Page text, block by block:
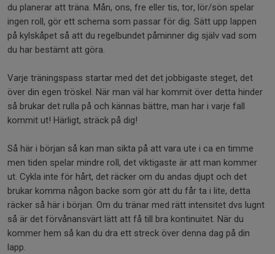
du planerar att träna. Mån, ons, fre eller tis, tor, lör/sön spelar
ingen roll, gör ett schema som passar för dig. Sätt upp lappen
på kylskåpet så att du regelbundet påminner dig själv vad som
du har bestämt att göra.
Varje träningspass startar med det det jobbigaste steget, det
över din egen tröskel. När man väl har kommit över detta hinder
så brukar det rulla på och kännas bättre, man har i varje fall
kommit ut! Härligt, sträck på dig!
Så här i början så kan man sikta på att vara ute i ca en timme
men tiden spelar mindre roll, det viktigaste är att man kommer
ut. Cykla inte för hårt, det räcker om du andas djupt och det
brukar komma någon backe som gör att du får ta i lite, detta
räcker så här i början. Om du tränar med rätt intensitet dvs lugnt
så är det förvånansvärt lätt att få till bra kontinuitet. När du
kommer hem så kan du dra ett streck över denna dag på din
lapp.